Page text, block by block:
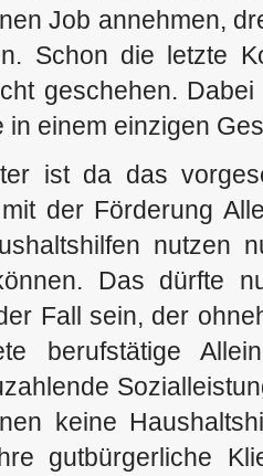
Job annehmen,
Schon die letzte
geschehen.
in einem einzigen
ist da das
der Förderung
nutzen
Das dürfte
Fall sein, der
berufstätige
keine
gutbürgerliche